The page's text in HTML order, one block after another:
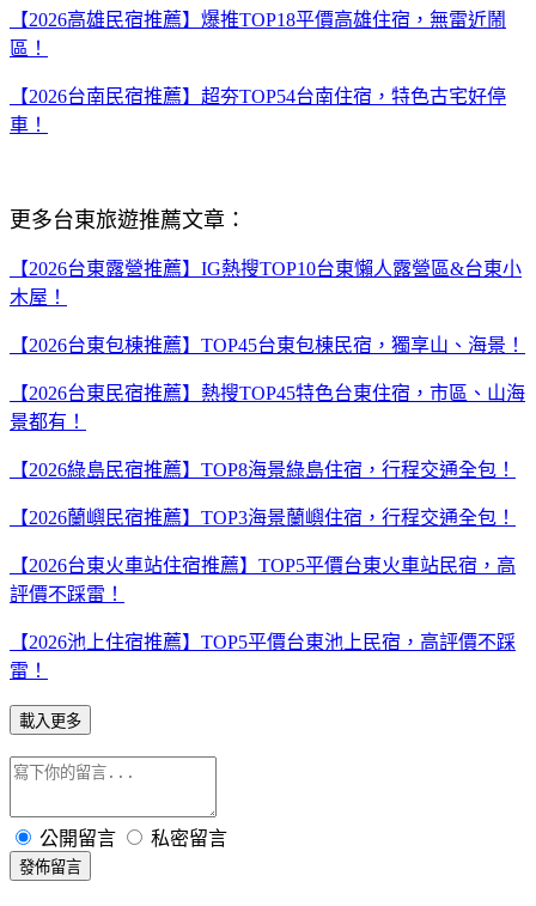
【2026高雄民宿推薦】爆推TOP18平價高雄住宿，無雷近鬧
區！
【2026台南民宿推薦】超夯TOP54台南住宿，特色古宅好停
車！
更多台東旅遊推薦文章：
【2026台東露營推薦】IG熱搜TOP10台東懶人露營區&台東小
木屋！
【2026台東包棟推薦】TOP45台東包棟民宿，獨享山、海景！
【2026台東民宿推薦】熱搜TOP45特色台東住宿，市區、山海
景都有！
【2026綠島民宿推薦】TOP8海景綠島住宿，行程交通全包！
【2026蘭嶼民宿推薦】TOP3海景蘭嶼住宿，行程交通全包！
【2026台東火車站住宿推薦】TOP5平價台東火車站民宿，高
評價不踩雷！
【2026池上住宿推薦】TOP5平價台東池上民宿，高評價不踩
雷！
載入更多
公開留言 私密留言
發佈留言